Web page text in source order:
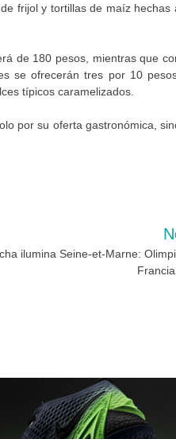
frijol y tortillas de maíz hechas
de 180 pesos, mientras que
se ofrecerán tres por 10
típicos caramelizados.
por su oferta gastronómica,
ilumina Seine-et-Marne: